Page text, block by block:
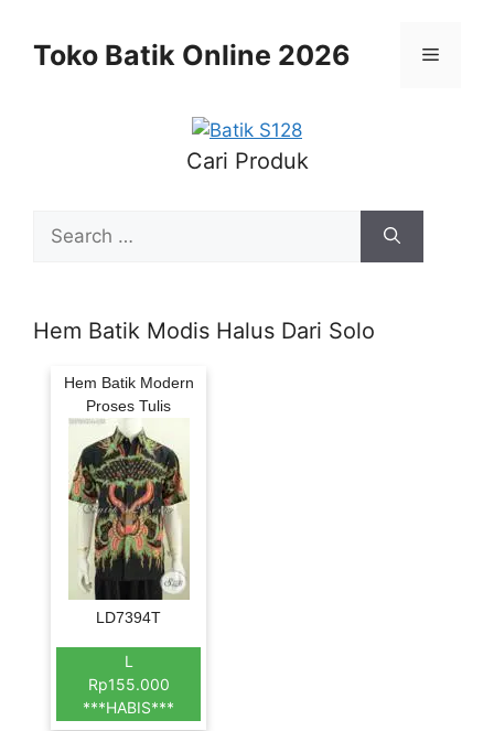
contentToko Batik Online 2026 Menu
Cari Produk
for:
Hem Batik Modis Halus Dari Solo
Hem Batik Modern
Proses Tulis
LD7394T
L
Rp155.000
***HABIS***